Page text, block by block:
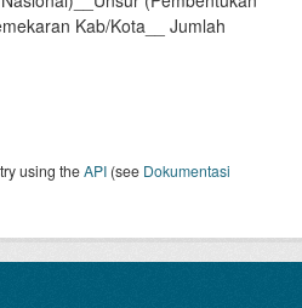
Kab/Kota__ Jumlah
using theAPI (see Dokumentasi